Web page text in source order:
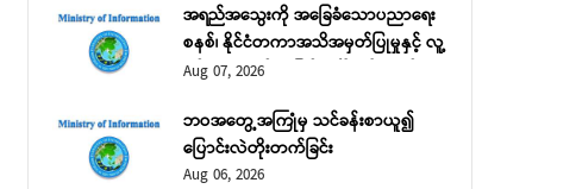
အရည်အသွေးကို အခြေခံသောပညာရေး
စနစ်၊ နိုင်ငံတကာအသိအမှတ်ပြုမှုနှင့် လူ့
စွမ်းအားအရင်းအမြစ် ဖွံ့ဖြိုးတိုးတက်ရေး
Aug 07, 2026
ဘဝအတွေ့အကြုံမှ သင်ခန်းစာယူ၍
ပြောင်းလဲတိုးတက်ခြင်း
Aug 06, 2026